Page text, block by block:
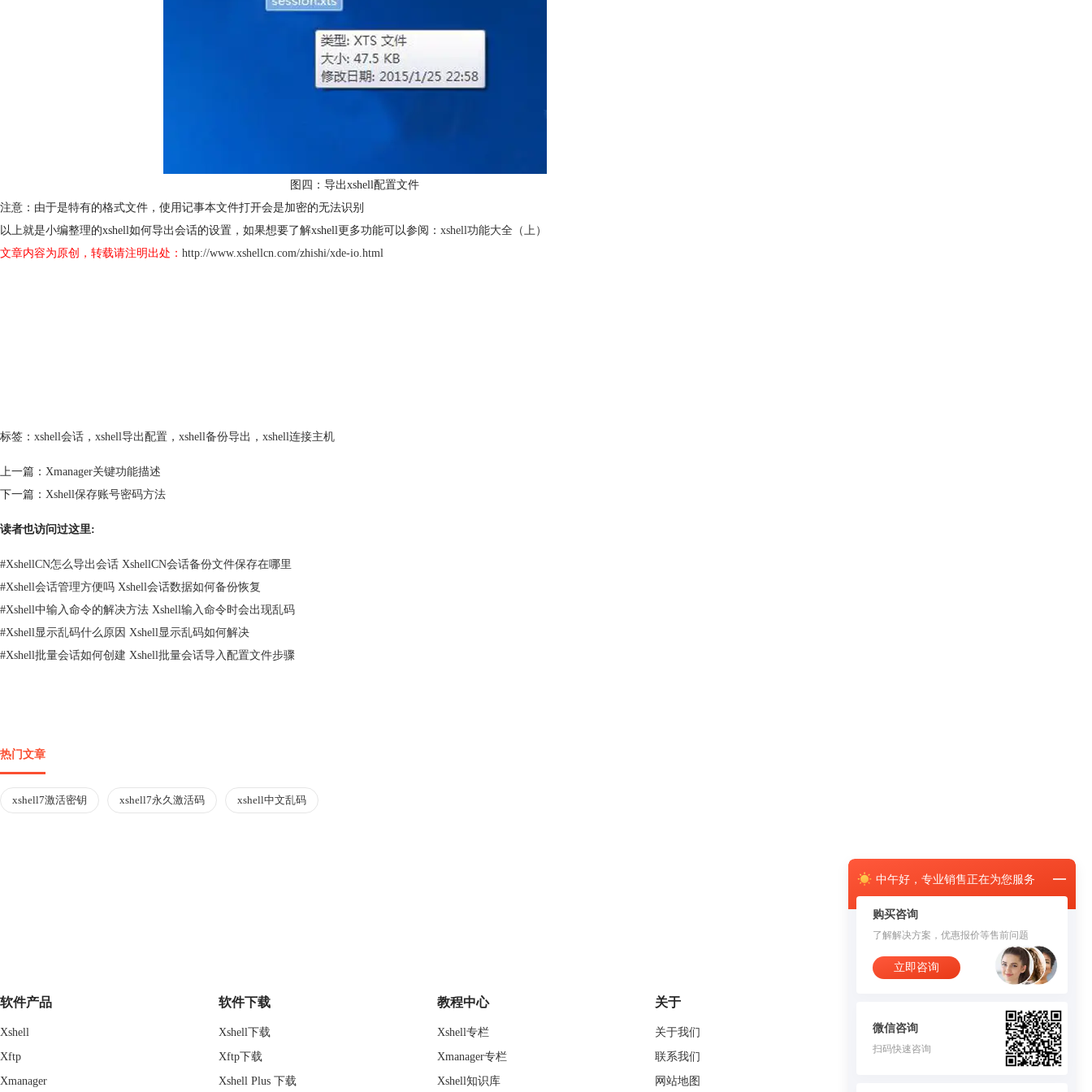
中午好， 专业销售正在为您服务
购买咨询
了解解决方案，优惠报价等售前问题
立即咨询
微信咨询
扫码快速咨询
图四：导出xshell配置文件
注意：由于是特有的格式文件，使用记事本文件打开会是加密的无法识别
以上就是小编整理的xshell如何导出会话的设置，如果想要了解xshell更多功能可以参阅： xshell功能大全（上）
文章内容为原创，转载请注明出处： http://www.xshellcn.com/zhishi/xde-io.html
标签： xshell会话 ， xshell导出配置 ， xshell备份导出 ， xshell连接主机
上一篇： Xmanager关键功能描述
下一篇： Xshell保存账号密码方法
读者也访问过这里:
#XshellCN怎么导出会话 XshellCN会话备份文件保存在哪里
#Xshell会话管理方便吗 Xshell会话数据如何备份恢复
#Xshell中输入命令的解决方法 Xshell输入命令时会出现乱码
#Xshell显示乱码什么原因 Xshell显示乱码如何解决
#Xshell批量会话如何创建 Xshell批量会话导入配置文件步骤
热门文章
xshell7激活密钥 xshell7永久激活码 xshell中文乱码
软件产品
Xshell
Xftp
Xmanager
软件下载
Xshell下载
Xftp下载
Xshell Plus 下载
教程中心
Xshell专栏
Xmanager专栏
Xshell知识库
关于
关于我们
联系我们
网站地图